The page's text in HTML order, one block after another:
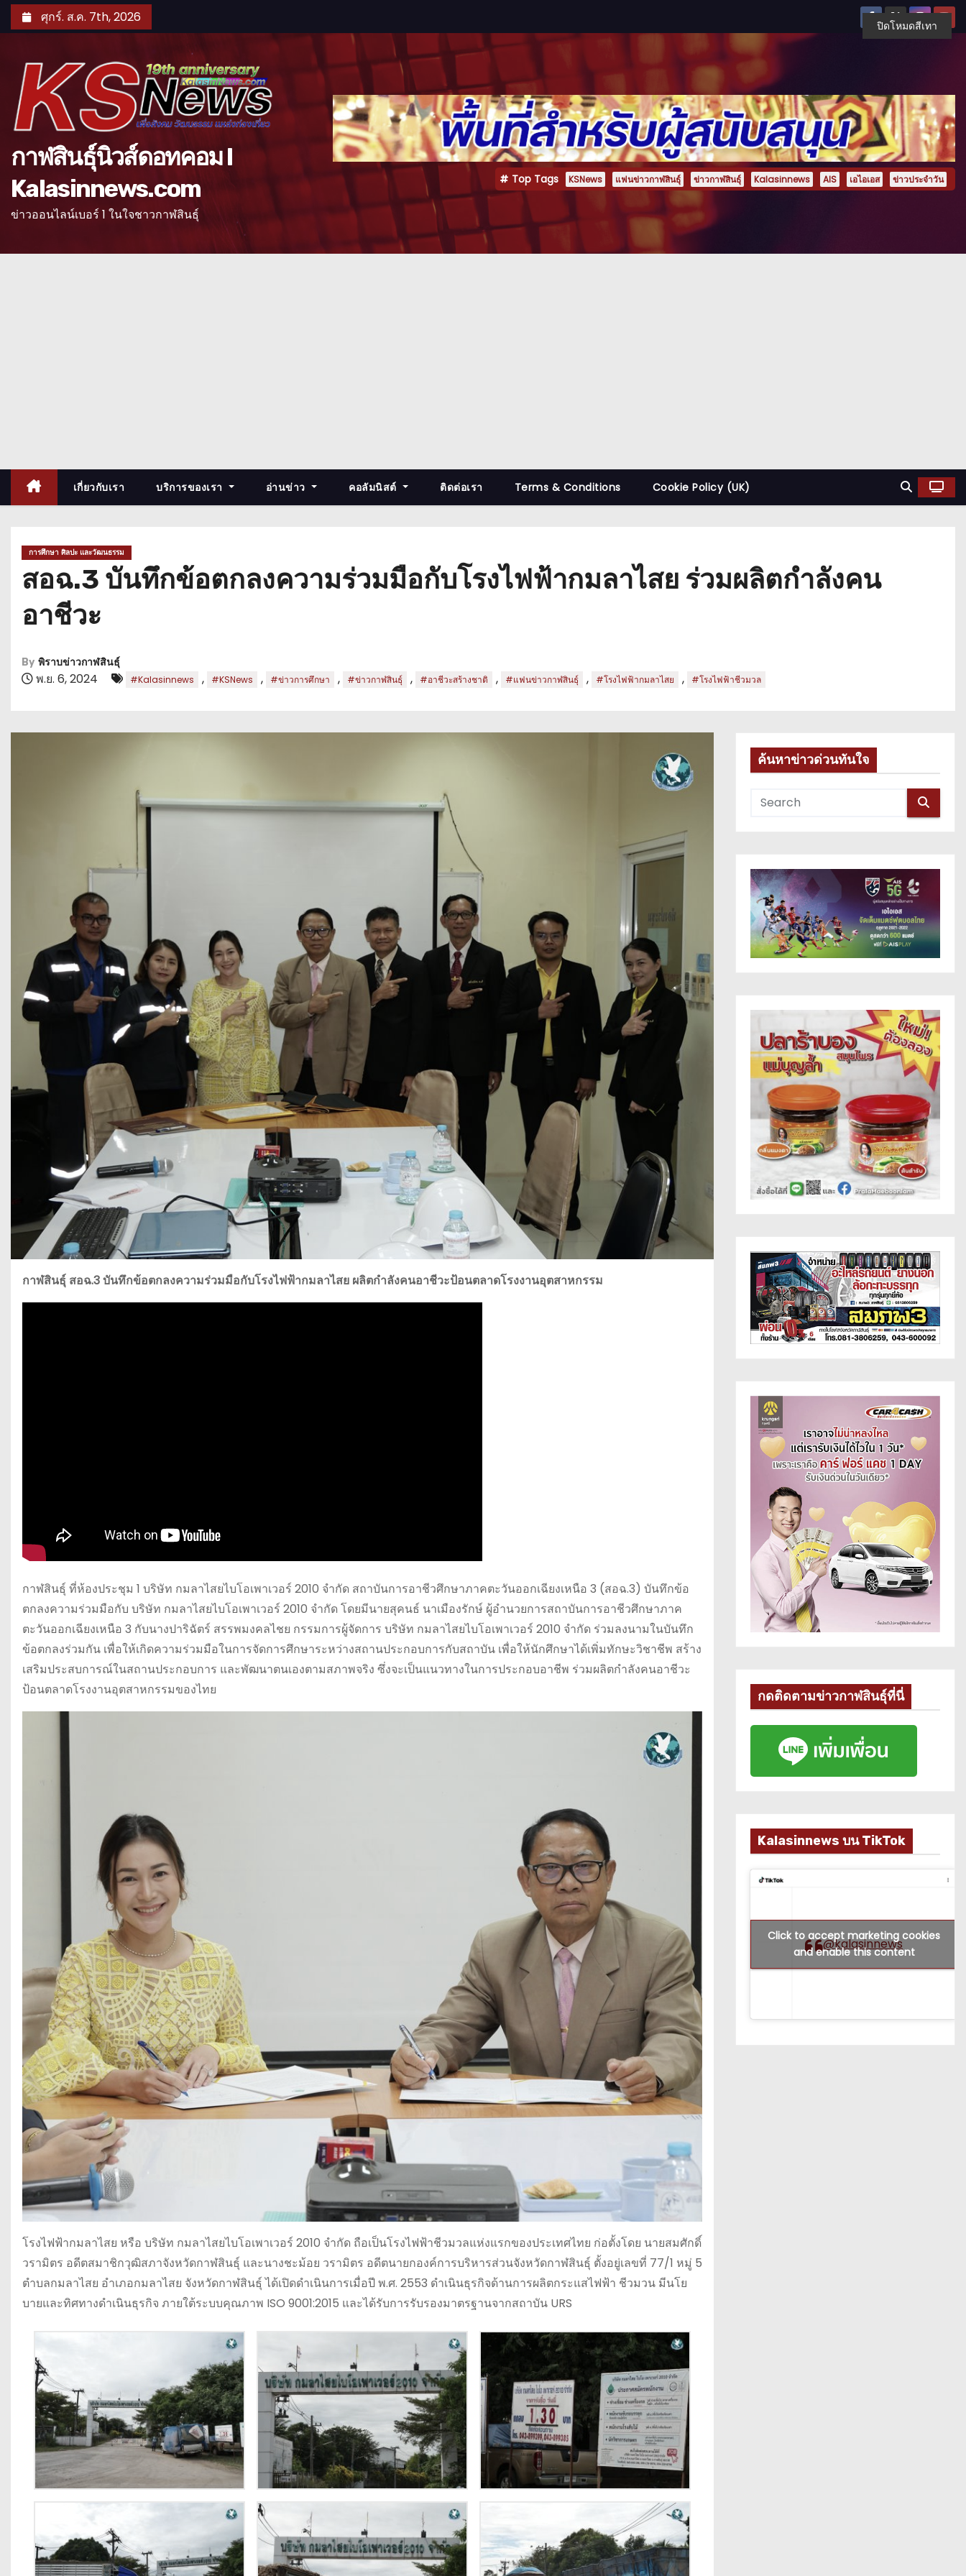
k
t
ศุกร์. ส.ค. 7th, 2026
กาฬสินธุ์นิวส์ดอทคอม l
Kalasinnews.com
ข่าวออนไลน์เบอร์ 1 ในใจชาวกาฬสินธุ์
Top Tags KSNews แฟนข่าวกาฬสินธุ์ ข่าวกาฬสินธุ์ Kalasinnews AIS เอไอเอส ข่าวประจำวัน
เกี่ยวกับเรา บริการของเรา อ่านข่าว คอลัมนิสต์ ติดต่อเรา Terms & Conditions Cookie Policy (UK)
การศึกษา ศิลปะ และวัฒนธรรม
สอฉ.3 บันทึกข้อตกลงความร่วมมือกับโรงไฟฟ้ากมลาไสย ร่วมผลิตกำลังคน
อาชีวะ
By พิราบข่าวกาฬสินธุ์
พ.ย. 6, 2024 #Kalasinnews , #KSNews , #ข่าวการศึกษา , #ข่าวกาฬสินธุ์ , #อาชีวะสร้างชาติ , #แฟนข่าวกาฬสินธุ์ , #โรงไฟฟ้ากมลาไสย , #โรงไฟฟ้าชีวมวล
กาฬสินธุ์ สอฉ.3 บันทึกข้อตกลงความร่วมมือกับโรงไฟฟ้ากมลาไสย ผลิตกำลังคนอาชีวะป้อนตลาดโรงงานอุตสาหกรรม
กาฬสินธุ์ ที่ห้องประชุม 1 บริษัท กมลาไสยไบโอเพาเวอร์ 2010 จำกัด สถาบันการอาชีวศึกษาภาคตะวันออกเฉียงเหนือ 3 (สอฉ.3) บันทึกข้อ
ตกลงความร่วมมือกับ บริษัท กมลาไสยไบโอเพาเวอร์ 2010 จำกัด โดยมีนายสุคนธ์ นาเมืองรักษ์ ผู้อำนวยการสถาบันการอาชีวศึกษาภาค
ตะวันออกเฉียงเหนือ 3 กับนางปาริฉัตร์ สรรพมงคลไชย กรรมการผู้จัดการ บริษัท กมลาไสยไบโอเพาเวอร์ 2010 จำกัด ร่วมลงนามในบันทึก
ข้อตกลงร่วมกัน เพื่อให้เกิดความร่วมมือในการจัดการศึกษาระหว่างสถานประกอบการกับสถาบัน เพื่อให้นักศึกษาได้เพิ่มทักษะวิชาชีพ สร้าง
เสริมประสบการณ์ในสถานประกอบการ และพัฒนาตนเองตามสภาพจริง ซึ่งจะเป็นแนวทางในการประกอบอาชีพ ร่วมผลิตกำลังคนอาชีวะ
ป้อนตลาดโรงงานอุตสาหกรรมของไทย
โรงไฟฟ้ากมลาไสย หรือ บริษัท กมลาไสยไบโอเพาเวอร์ 2010 จำกัด ถือเป็นโรงไฟฟ้าชีวมวลแห่งแรกของประเทศไทย ก่อตั้งโดย นายสมศักดิ์
วรามิตร อดีตสมาชิกวุฒิสภาจังหวัดกาฬสินธุ์ และนางชะม้อย วรามิตร อดีตนายกองค์การบริหารส่วนจังหวัดกาฬสินธุ์ ตั้งอยู่เลขที่ 77/1 หมู่ 5
ตำบลกมลาไสย อำเภอกมลาไสย จังหวัดกาฬสินธุ์ ได้เปิดดำเนินการเมื่อปี พ.ศ. 2553 ดำเนินธุรกิจด้านการผลิตกระแสไฟฟ้า ชีวมวน มีนโย
บายและทิศทางดำเนินธุรกิจ ภายใต้ระบบคุณภาพ ISO 9001:2015 และได้รับการรับรองมาตรฐานจากสถาบัน URS
ค้นหาข่าวด่วนทันใจ
กดติดตามข่าวกาฬสินธุ์ที่นี่
Kalasinnews บน TikTok
@kalasinnews
Click to accept marketing cookies
and enable this content
ปิดโหมดสีเทา